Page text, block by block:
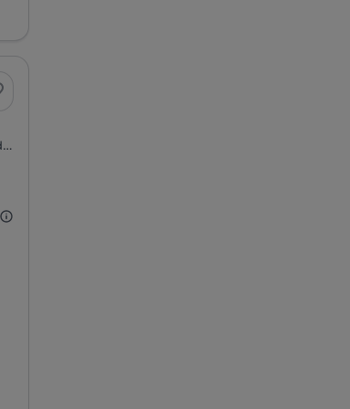
Rua Maria Lamas - Portela das Padeiras, União das freguesias da cidade de Santarém, Santarém, Santarém